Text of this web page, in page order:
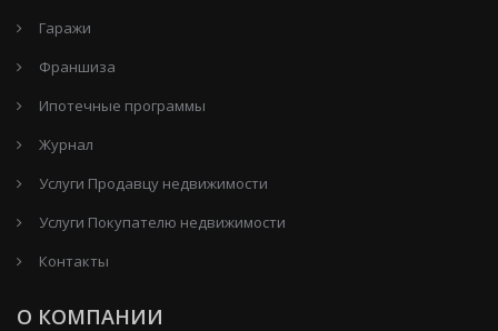
Гаражи
Франшиза
Ипотечные программы
Журнал
Услуги Продавцу недвижимости
Услуги Покупателю недвижимости
Контакты
О КОМПАНИИ